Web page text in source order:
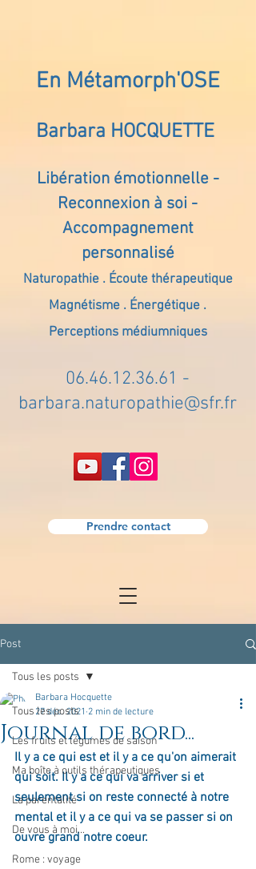
En Métamorph'OSE
Barbara HOCQUETTE
Libération émotionnelle -
Reconnexion à soi -
Accompagnement
personnalisé
Naturopathie . Écoute thérapeutique
Magnétisme . Énergétique .
Perceptions médiumniques
06.46.12.36.61 -
barbara.naturopathie@sfr.fr
Prendre contact
Post
Tous les posts
Les fruits et légumes de saison
Ma boîte à outils thérapeutiques
La parentalité
De vous à moi...
Rome : voyage
Tous les posts
Journal de bord...
Barbara Hocquette
27 déc. 2021 2 min de lecture
Il y a ce qui est et il y a ce qu'on aimerait
qui soit. Il y a ce qui va arriver si et
seulement si on reste connecté à notre
mental et il y a ce qui va se passer si on
ouvre grand notre coeur.